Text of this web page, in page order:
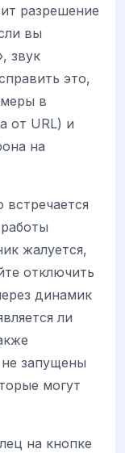
разрешение
вы
звук
это,
в
от URL) и
на
жалуется,
отключить
динамик
ли
запущены
могут
на кнопке